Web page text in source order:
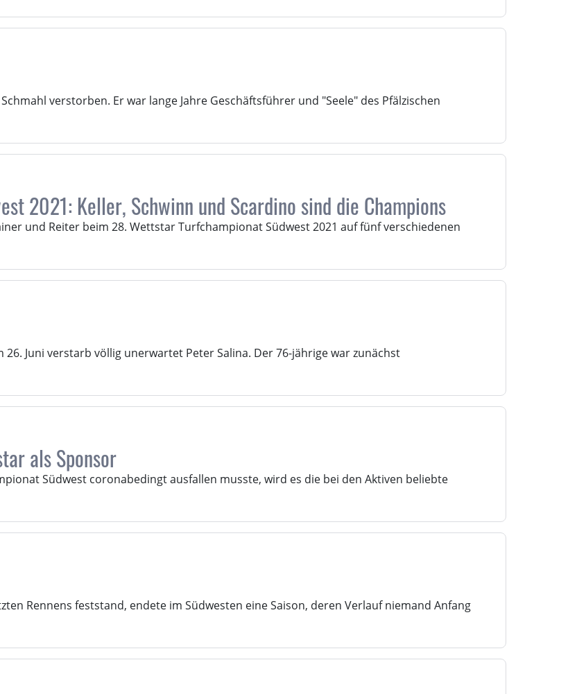
verstorben. Er war lange Jahre Geschäftsführer und "Seele" des Pfälzischen
2021: Keller, Schwinn und Scardino sind die Champions
und Reiter beim 28. Wettstar Turfchampionat Südwest 2021 auf fünf verschiedenen
Juni verstarb völlig unerwartet Peter Salina. Der 76-jährige war zunächst
als Sponsor
Südwest coronabedingt ausfallen musste, wird es die bei den Aktiven beliebte
Rennens feststand, endete im Südwesten eine Saison, deren Verlauf niemand Anfang